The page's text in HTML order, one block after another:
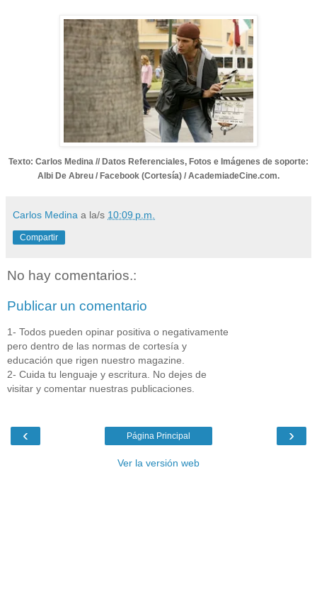
Texto: Carlos Medina // Datos Referenciales, Fotos e Imágenes de soporte:
Albi De Abreu / Facebook (Cortesía) / AcademiadeCine.com.
Carlos Medina a la/s 10:09 p.m.
Compartir
No hay comentarios.:
Publicar un comentario
1- Todos pueden opinar positiva o negativamente
pero dentro de las normas de cortesía y
educación que rigen nuestro magazine.
2- Cuida tu lenguaje y escritura. No dejes de
visitar y comentar nuestras publicaciones.
‹ ›
Página Principal
Ver la versión web